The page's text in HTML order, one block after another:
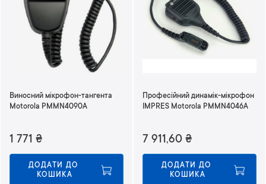
Виносний мікрофон-тангента
Motorola PMMN4090A
1 771 ₴
ДОДАТИ ДО
КОШИКА
Професійний динамік-мікрофон
IMPRES Motorola PMMN4046A
7 911,60 ₴
ДОДАТИ ДО
КОШИКА